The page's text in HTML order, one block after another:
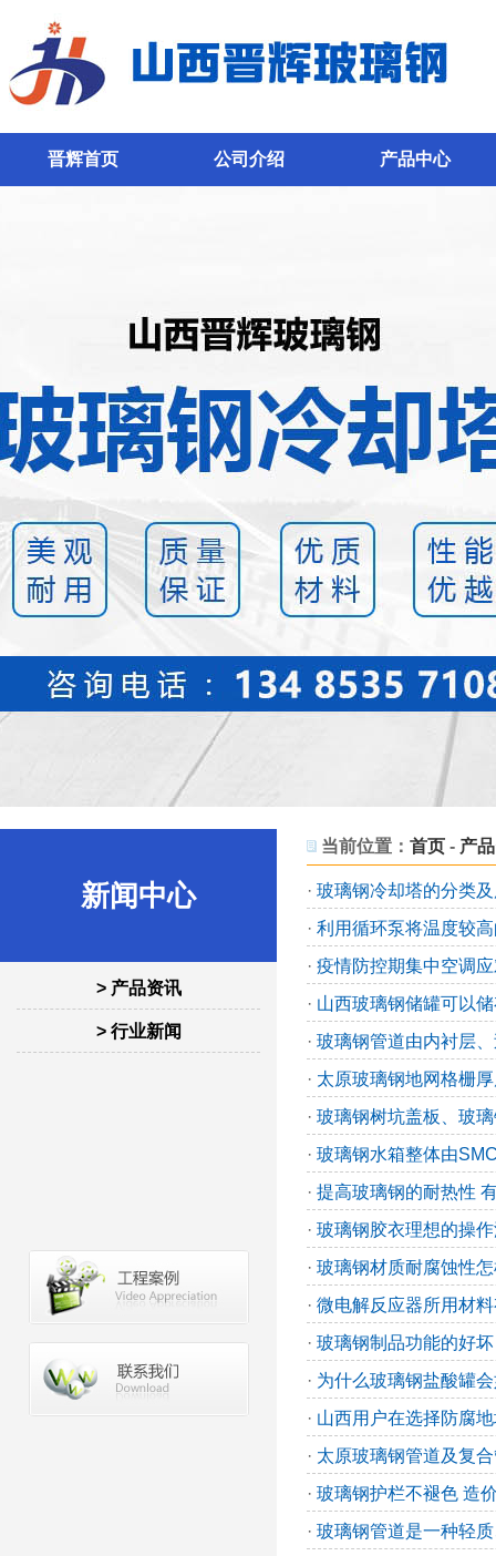
晋辉首页 公司介绍 产品中心
新闻中心
> 产品资讯
> 行业新闻
当前位置： 首页 - 产
· 玻璃钢冷却塔的分类
· 利用循环泵将温度较
· 疫情防控期集中空调
· 山西玻璃钢储罐可以
· 玻璃钢管道由内衬层
· 太原玻璃钢地网格栅
· 玻璃钢树坑盖板、玻
· 玻璃钢水箱整体由
· 提高玻璃钢的耐热性
· 玻璃钢胶衣理想的操
· 玻璃钢材质耐腐蚀性
· 微电解反应器所用材
· 玻璃钢制品功能的好
· 为什么玻璃钢盐酸罐
· 山西用户在选择防腐
· 太原玻璃钢管道及复
· 玻璃钢护栏不褪色 造
· 玻璃钢管道是一种轻